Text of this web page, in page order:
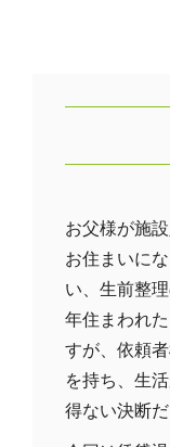
お父様が施
お住まいに
い、生前整
年住まわれ
すが、依頼
を持ち、生
得ない決断だ